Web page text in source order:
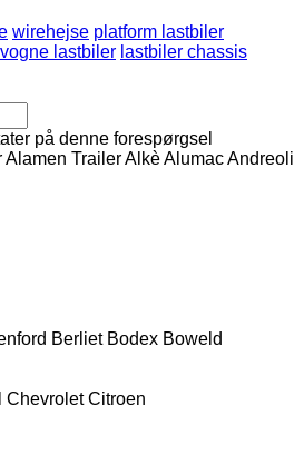
wirehejse platform lastbiler
lastbiler lastbiler chassis
på denne forespørgsel
Alamen TrailerAlkèAlumacAndreoli
Berliet Bodex Boweld
Chevrolet Citroen